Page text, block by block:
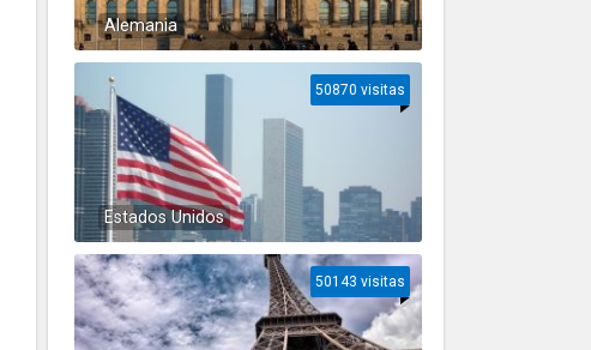
Alemania
Estados Unidos
50870 visitas
50143 visitas